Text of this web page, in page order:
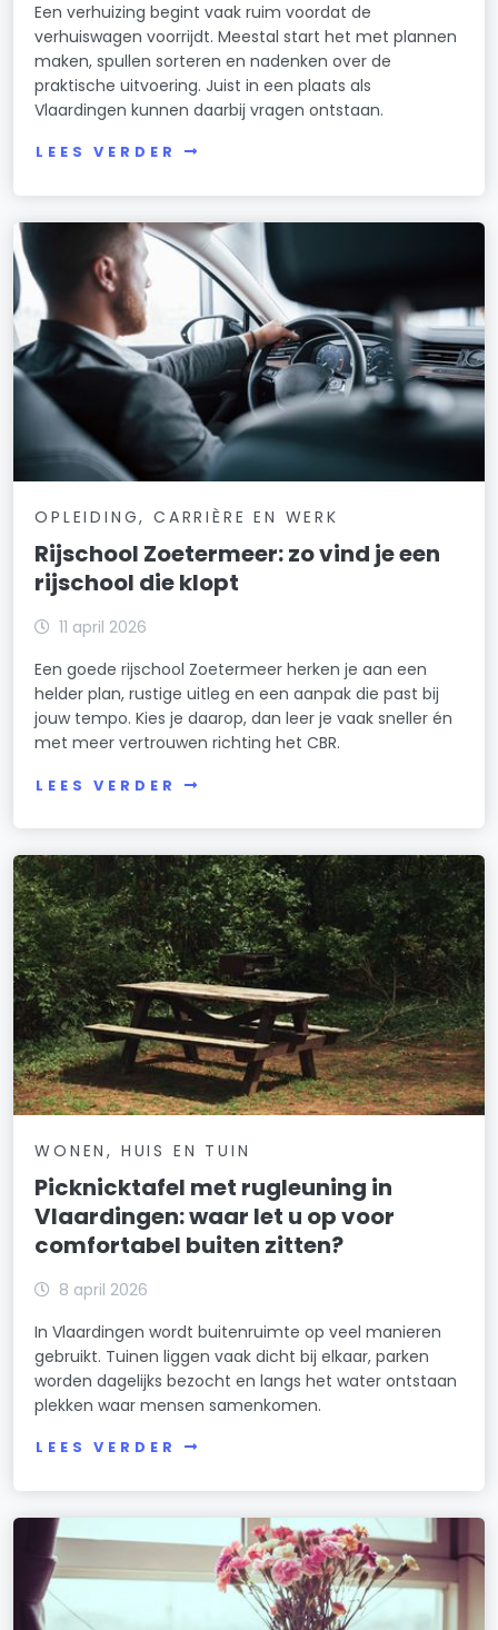
Een verhuizing begint vaak ruim voordat de
verhuiswagen voorrijdt. Meestal start het met plannen
maken, spullen sorteren en nadenken over de
praktische uitvoering. Juist in een plaats als
Vlaardingen kunnen daarbij vragen ontstaan.
LEES VERDER
OPLEIDING, CARRIÈRE EN WERK
Rijschool Zoetermeer: zo vind je een
rijschool die klopt
11 april 2026
Een goede rijschool Zoetermeer herken je aan een
helder plan, rustige uitleg en een aanpak die past bij
jouw tempo. Kies je daarop, dan leer je vaak sneller én
met meer vertrouwen richting het CBR.
LEES VERDER
WONEN, HUIS EN TUIN
Picknicktafel met rugleuning in
Vlaardingen: waar let u op voor
comfortabel buiten zitten?
8 april 2026
In Vlaardingen wordt buitenruimte op veel manieren
gebruikt. Tuinen liggen vaak dicht bij elkaar, parken
worden dagelijks bezocht en langs het water ontstaan
plekken waar mensen samenkomen.
LEES VERDER